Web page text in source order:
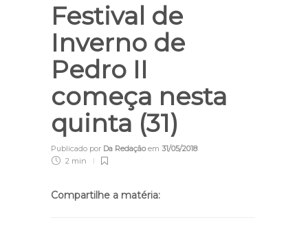
Festival de
Inverno de
Pedro II
começa nesta
quinta (31)
Publicado por Da Redaçãoem 31/05/2018
2 min
Compartilhe a matéria: